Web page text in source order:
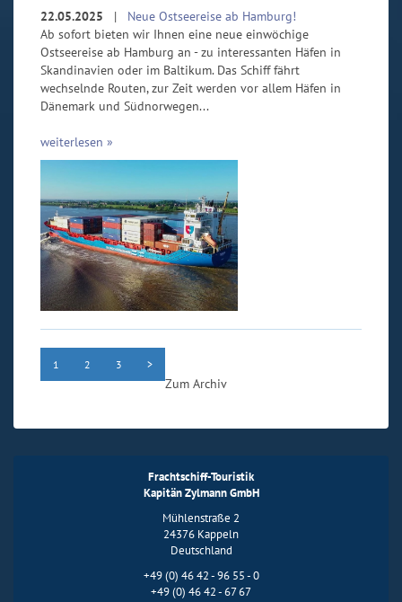
22.05.2025 | Neue Ostseereise ab Hamburg!
Ab sofort bieten wir Ihnen eine neue einwöchige
Ostseereise ab Hamburg an - zu interessanten Häfen in
Skandinavien oder im Baltikum. Das Schiff fährt
wechselnde Routen, zur Zeit werden vor allem Häfen in
Dänemark und Südnorwegen...
weiterlesen »
1 2 3 >
Zum Archiv
Frachtschiff-Touristik
Kapitän Zylmann GmbH
Mühlenstraße 2
24376 Kappeln
Deutschland
+49 (0) 46 42 - 96 55 - 0
+49 (0) 46 42 - 67 67